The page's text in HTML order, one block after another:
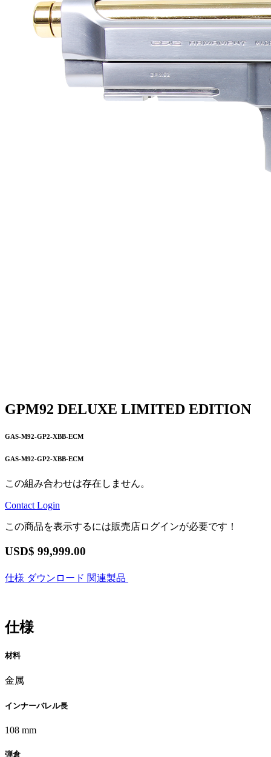
GPM92 DELUXE LIMITED EDITION
GAS-M92-GP2-XBB-ECM
GAS-M92-GP2-XBB-ECM
この組み合わせは存在しません。
Contact Login
この商品を表示するには販売店ログインが必要です！
USD$ 99,999.00
仕様 ダウンロード 関連製品
仕様
材料
金属
インナーバレル長
108 mm
弾倉